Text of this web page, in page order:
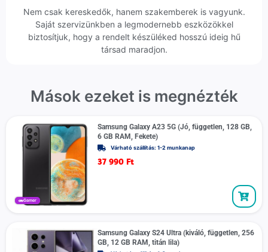
Nem csak kereskedők, hanem szakemberek is vagyunk.
Saját szervizünkben a legmodernebb eszközökkel
biztosítjuk, hogy a rendelt készüléked hosszú ideig hű
társad maradjon.
Mások ezeket is megnézték
Gamer
Samsung Galaxy A23 5G (Jó, független, 128 GB,
6 GB RAM, Fekete)
Várható szállítás: 1-2 munkanap
37 990 Ft
Samsung Galaxy S24 Ultra (kiváló, független, 256
GB, 12 GB RAM, titán lila)